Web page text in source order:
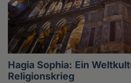
Hagia Sophia: Ein
Religionskrieg